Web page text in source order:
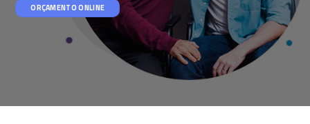
ORÇAMENTO ONLINE